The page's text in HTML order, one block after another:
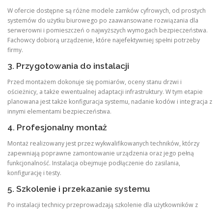
W ofercie dostępne są różne modele zamków cyfrowych, od prostych
systemów do użytku biurowego po zaawansowane rozwiązania dla
serwerowni i pomieszczeń o najwyższych wymogach bezpieczeństwa.
Fachowcy dobiorą urządzenie, które najefektywniej spełni potrzeby
firmy.
3. Przygotowania do instalacji
Przed montażem dokonuje się pomiarów, oceny stanu drzwi i
ościeżnicy, a także ewentualnej adaptacji infrastruktury. W tym etapie
planowana jest także konfiguracja systemu, nadanie kodów i integracja z
innymi elementami bezpieczeństwa.
4. Profesjonalny montaż
Montaż realizowany jest przez wykwalifikowanych techników, którzy
zapewniają poprawne zamontowanie urządzenia oraz jego pełną
funkcjonalność. Instalacja obejmuje podłączenie do zasilania,
konfigurację i testy.
5. Szkolenie i przekazanie systemu
Po instalacji technicy przeprowadzają szkolenie dla użytkowników z